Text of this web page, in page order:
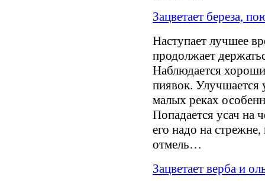
Зацветает береза,
Наступает лучшее
продолжает
Наблюдается
пиявок. Улучшается
малых реках
Попадается усач на
его надо на
отмель…
Зацветает верба и